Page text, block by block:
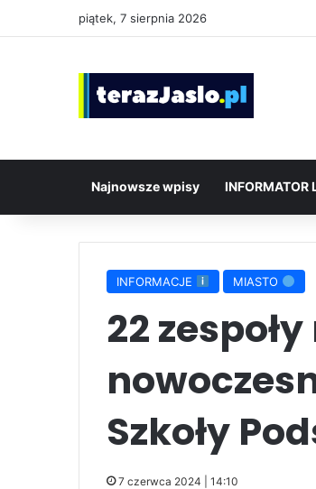
piątek, 7 sierpnia 2026
Najnowsze wpisy INFORMATOR
INFORMACJE MIASTO
22
Szkoły
7 czerwca 2024 | 14:10